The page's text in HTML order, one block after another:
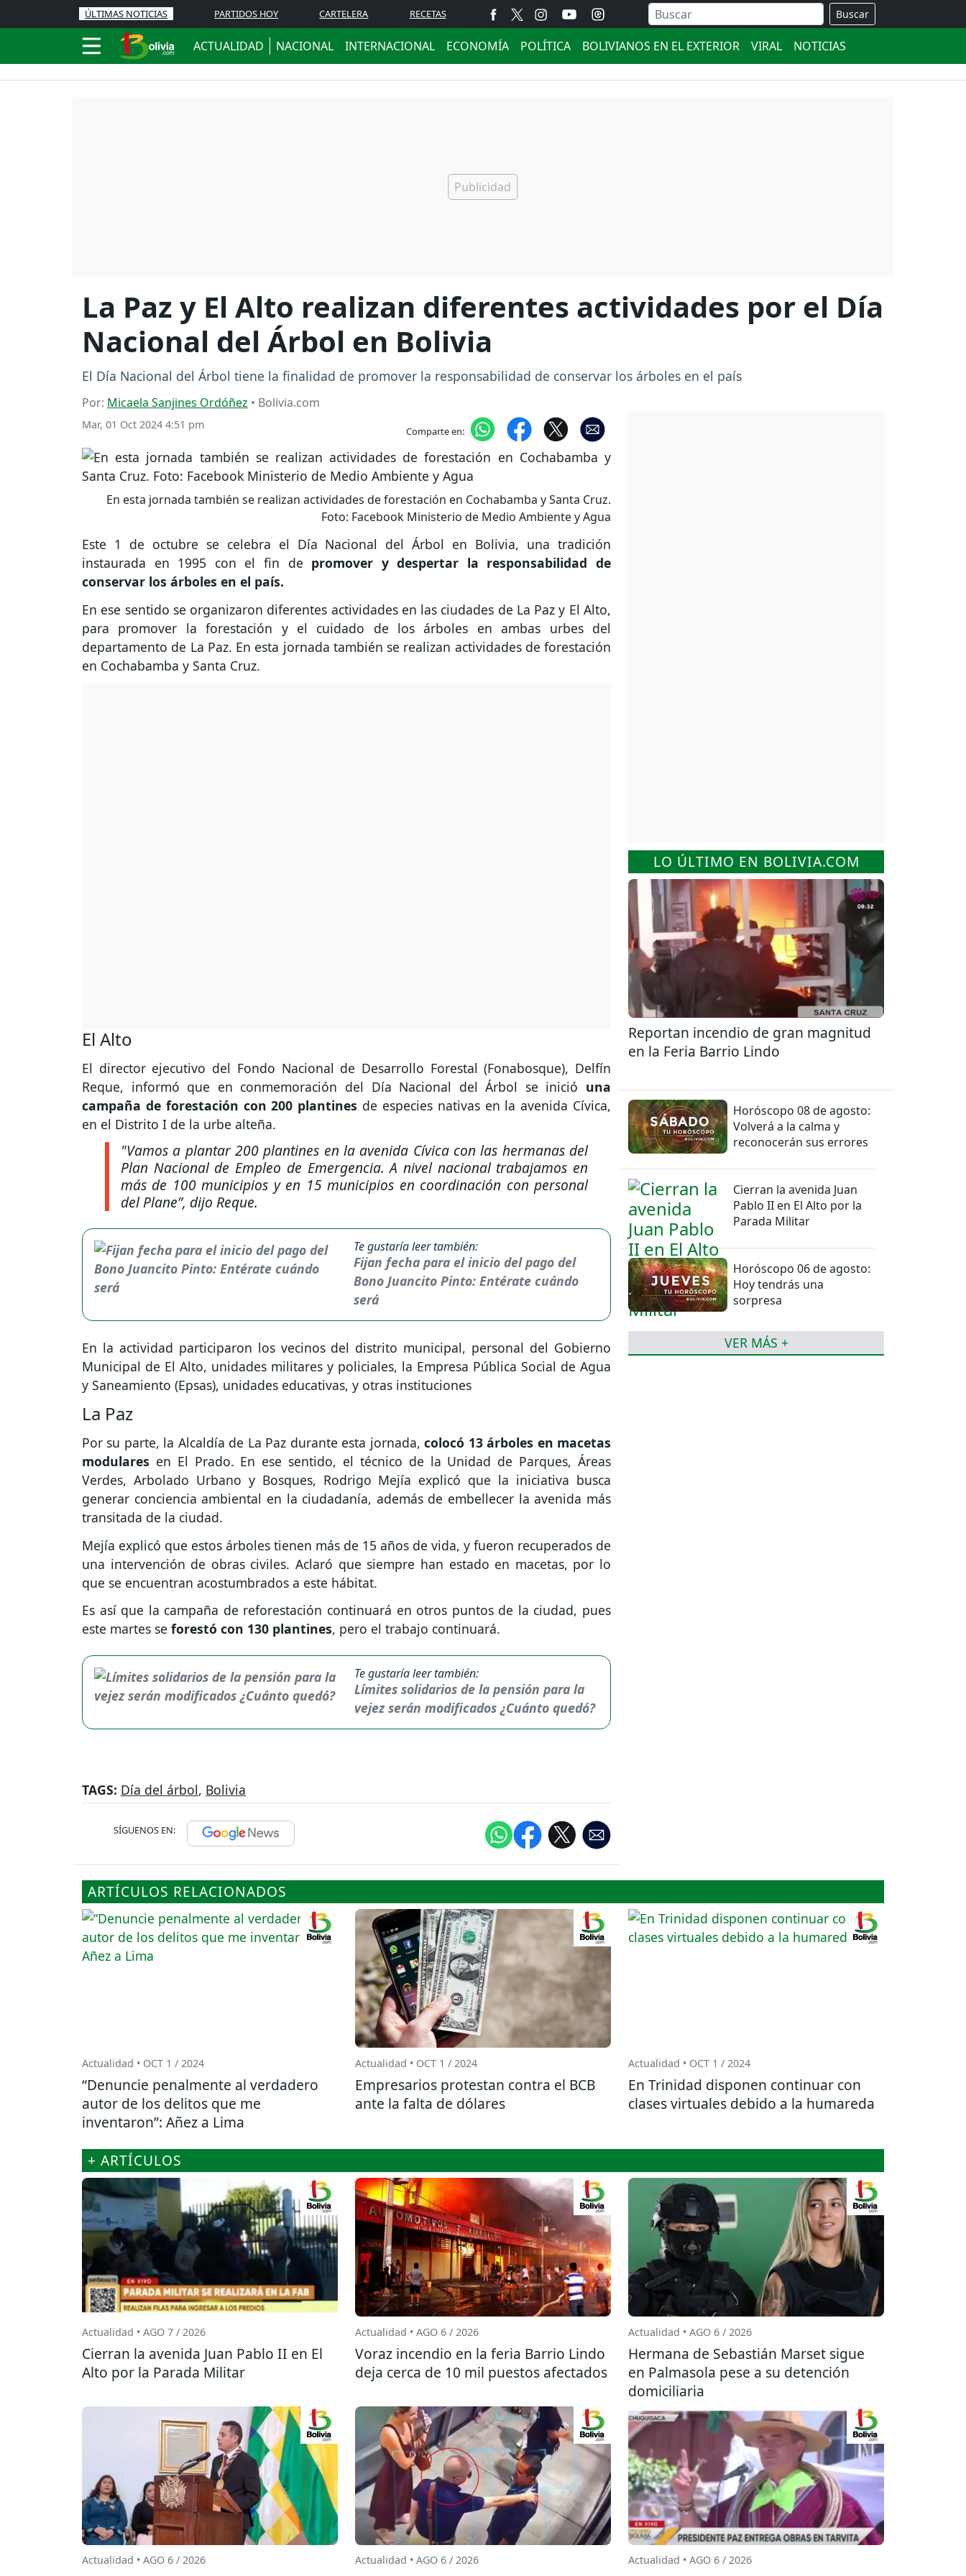
ÚLTIMAS NOTICIAS PARTIDOS HOY CARTELERA RECETAS Buscar
ACTUALIDAD NACIONAL INTERNACIONAL ECONOMÍA POLÍTICA BOLIVIANOS EN EL EXTERIOR VIRAL NOTICIAS
La Paz y El Alto realizan diferentes actividades por el Día
Nacional del Árbol en Bolivia
El Día Nacional del Árbol tiene la finalidad de promover la responsabilidad de conservar los árboles en el país
Por: Micaela Sanjines Ordóñez • Bolivia.com
Mar, 01 Oct 2024 4:51 pm Comparte en:
En esta jornada también se realizan actividades de forestación en Cochabamba y Santa Cruz.
Foto: Facebook Ministerio de Medio Ambiente y Agua
Este 1 de octubre se celebra el Día Nacional del Árbol en Bolivia, una tradición
instaurada en 1995 con el fin de promover y despertar la responsabilidad de
conservar los árboles en el país.
En ese sentido se organizaron diferentes actividades en las ciudades de La Paz y El Alto,
para promover la forestación y el cuidado de los árboles en ambas urbes del
departamento de La Paz. En esta jornada también se realizan actividades de forestación
en Cochabamba y Santa Cruz.
El Alto
El director ejecutivo del Fondo Nacional de Desarrollo Forestal (Fonabosque), Delfín
Reque, informó que en conmemoración del Día Nacional del Árbol se inició una
campaña de forestación con 200 plantines de especies nativas en la avenida Cívica,
en el Distrito I de la urbe alteña.
"Vamos a plantar 200 plantines en la avenida Cívica con las hermanas del
Plan Nacional de Empleo de Emergencia. A nivel nacional trabajamos en
más de 100 municipios y en 15 municipios en coordinación con personal
del Plane”, dijo Reque.
Te gustaría leer también:
Fijan fecha para el inicio del pago del
Bono Juancito Pinto: Entérate cuándo
será
En la actividad participaron los vecinos del distrito municipal, personal del Gobierno
Municipal de El Alto, unidades militares y policiales, la Empresa Pública Social de Agua
y Saneamiento (Epsas), unidades educativas, y otras instituciones
La Paz
Por su parte, la Alcaldía de La Paz durante esta jornada,colocó 13 árboles en macetas
modulares en El Prado. En ese sentido, el técnico de la Unidad de Parques, Áreas
Verdes, Arbolado Urbano y Bosques, Rodrigo Mejía explicó que la iniciativa busca
generar conciencia ambiental en la ciudadanía, además de embellecer la avenida más
transitada de la ciudad.
Mejía explicó que estos árboles tienen más de 15 años de vida, y fueron recuperados de
una intervención de obras civiles. Aclaró que siempre han estado en macetas, por lo
que se encuentran acostumbrados a este hábitat.
Es así que la campaña de reforestación continuará en otros puntos de la ciudad, pues
este martes se forestó con 130 plantines, pero el trabajo continuará.
Te gustaría leer también:
Límites solidarios de la pensión para la
vejez serán modificados ¿Cuánto quedó?
TAGS: Día del árbol, Bolivia
SÍGUENOS EN:
LO ÚLTIMO EN BOLIVIA.COM
Reportan incendio de gran magnitud
en la Feria Barrio Lindo
Horóscopo 08 de agosto:
Volverá a la calma y
reconocerán sus errores
Cierran la avenida Juan
Pablo II en El Alto por la
Parada Militar
Horóscopo 06 de agosto:
Hoy tendrás una
sorpresa
VER MÁS +
ARTÍCULOS RELACIONADOS
Actualidad • OCT 1 / 2024
“Denuncie penalmente al verdadero
autor de los delitos que me
inventaron”: Añez a Lima
Actualidad • OCT 1 / 2024
Empresarios protestan contra el BCB
ante la falta de dólares
Actualidad • OCT 1 / 2024
En Trinidad disponen continuar con
clases virtuales debido a la humareda
+ ARTÍCULOS
Actualidad • AGO 7 / 2026
Cierran la avenida Juan Pablo II en El
Alto por la Parada Militar
Actualidad • AGO 6 / 2026
Voraz incendio en la feria Barrio Lindo
deja cerca de 10 mil puestos afectados
Actualidad • AGO 6 / 2026
Hermana de Sebastián Marset sigue
en Palmasola pese a su detención
domiciliaria
Actualidad • AGO 6 / 2026 Actualidad • AGO 6 / 2026 Actualidad • AGO 6 / 2026